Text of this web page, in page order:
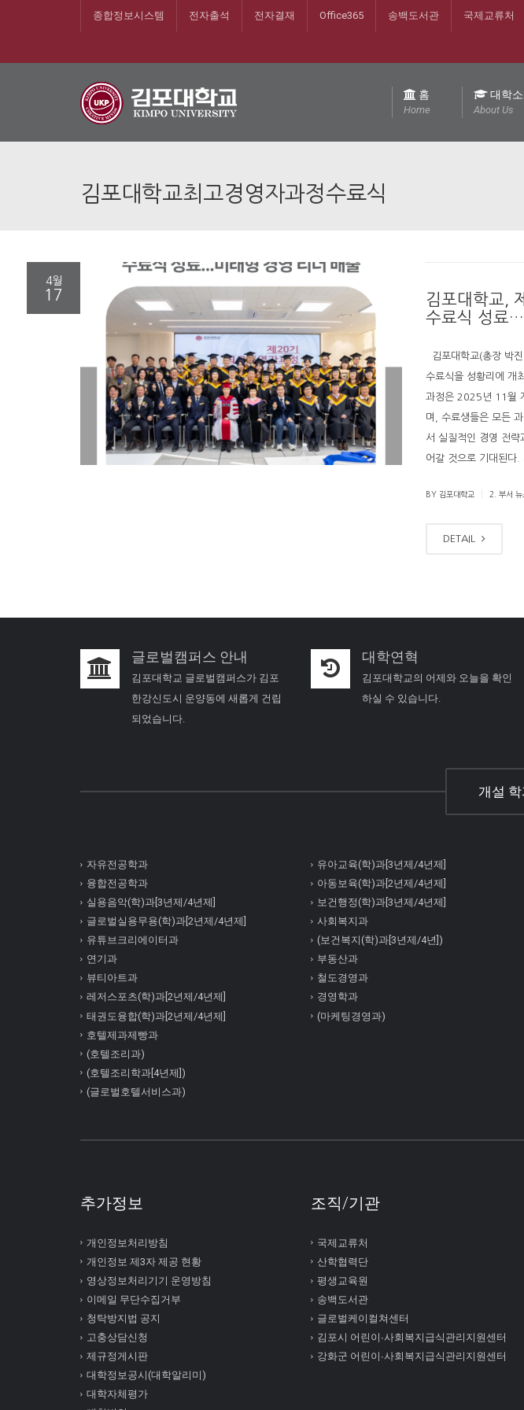
종합정보시스템 전자출석 전자결재 Office365 송백도서관 국제교류처
홈
Home
대학
About Us
김포대학교최고경영자과정수료식
4월
17
김포대학교,
수료식 성료
김포대학교(총장 박
수료식을 성황리에 개
과정은 2025년 11월
며, 수료생들은 모든
서 실질적인 경영 전
어갈 것으로 기대된
BY 김포대학교 2. 부서 뉴
DETAIL
글로벌캠퍼스 안내
김포대학교 글로벌캠퍼스가 김포
한강신도시 운양동에 새롭게 건립
되었습니다.
대학연혁
김포대학교의 어제와 오늘을 확인
하실 수 있습니다.
개설
자유전공학과
융합전공학과
실용음악(학)과[3년제/4년제]
글로벌실용무용(학)과[2년제/4년제]
유튜브크리에이터과
연기과
뷰티아트과
레저스포츠(학)과[2년제/4년제]
태권도융합(학)과[2년제/4년제]
호텔제과제빵과
(호텔조리과)
(호텔조리학과[4년제])
(글로벌호텔서비스과)
유아교육(학)과[3년제/4년제]
아동보육(학)과[2년제/4년제]
보건행정(학)과[3년제/4년제]
사회복지과
(보건복지(학)과[3년제/4년])
부동산과
철도경영과
경영학과
(마케팅경영과)
추가정보
개인정보처리방침
개인정보 제3자 제공 현황
영상정보처리기기 운영방침
이메일 무단수집거부
청탁방지법 공지
고충상담신청
제규정게시판
대학정보공시(대학알리미)
대학자체평가
조직/기관
국제교류처
산학협력단
평생교육원
송백도서관
글로벌케이컬쳐센터
김포시 어린이∙사회복지급식관리지원센터
강화군 어린이∙사회복지급식관리지원센터